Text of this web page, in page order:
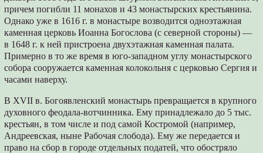
причем погибли 11 монахов и 43 монастырских крестьянина.
Однако уже в 1616 г. в монастыре возводится одноэтажная
каменная церковь Иоанна Богослова (с северной стороны) —
в 1648 г. к ней пристроена двухэтажная каменная палата.
Примерно в то же время в юго-западном углу монастырского
собора сооружается каменная колокольня с церковью Сергия и
часами наверху.
В XVII в. Богоявленский монастырь превращается в крупного
духовного феодала-вотчинника. Ему принадлежало до 5 тыс.
крестьян, в том числе и под самой Костромой (например,
Андреевская, ныне Рабочая слобода). Ему же передается и
право на сбор в городе отдельных податей, что обостряло